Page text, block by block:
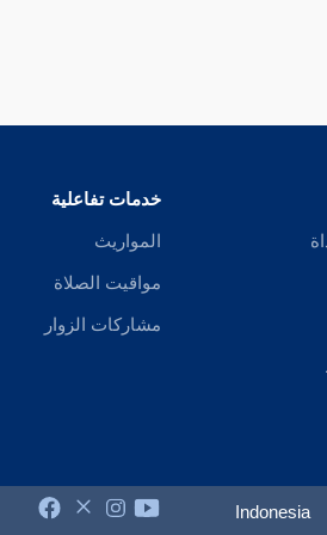
خدمات تفاعلية
المواريث
مواقيت الصلاة
مشاركات الزوار
Indonesia